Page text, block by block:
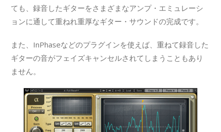
ても、録音したギターをさまざまなアンプ・エミュレーシ
ョンに通して重ねれ重厚なギター・サウンドの完成です。
また、InPhaseなどのプラグインを使えば、重ねて録音した
ギターの音がフェイズキャンセルされてしまうこともあり
ません。